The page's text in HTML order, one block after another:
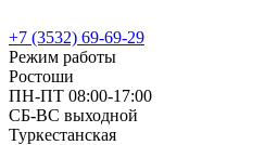
+7 (3532) 69-69-29
Режим работы
Ростоши
ПН-ПТ 08:00-17:00
СБ-ВС выходной
Туркестанская